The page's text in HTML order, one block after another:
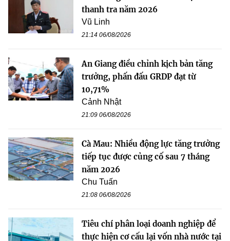
thanh tra năm 2026
Vũ Linh
21:14 06/08/2026
An Giang điều chỉnh kịch bản tăng
trưởng, phấn đấu GRDP đạt từ
10,71%
Cảnh Nhật
21:09 06/08/2026
Cà Mau: Nhiều động lực tăng trưởng
tiếp tục được củng cố sau 7 tháng
năm 2026
Chu Tuấn
21:08 06/08/2026
Tiêu chí phân loại doanh nghiệp để
thực hiện cơ cấu lại vốn nhà nước tại